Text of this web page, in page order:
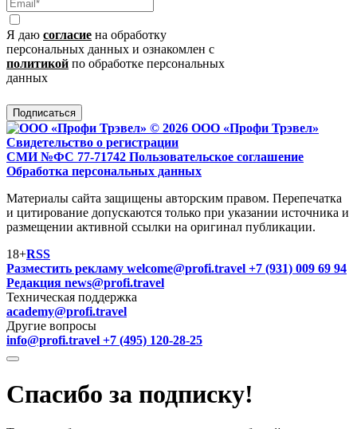
Я даю согласие на обработку
персональных данных и ознакомлен с
политикой по обработке персональных
данных
Подписаться
© 2026 ООО «Профи Трэвeл»
Свидетельство о регистрации
СМИ №ФС 77-71742 Пользовательское соглашение
Обработка персональных данных
Материалы сайта защищены авторским правом. Перепечатка
и цитирование допускаются только при указании источника и
размещении активной ссылки на оригинал публикации.
18+RSS
Разместить рекламу welcome@profi.travel +7 (931) 009 69 94
Редакция news@profi.travel
Техническая поддержка
academy@profi.travel
Другие вопросы
info@profi.travel +7 (495) 120-28-25
Спасибо за подписку!